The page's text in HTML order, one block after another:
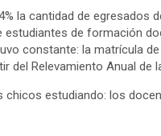
la cantidad de
estudiantes de formación
constante: la matrícula
Relevamiento Anual de
estudiando: los